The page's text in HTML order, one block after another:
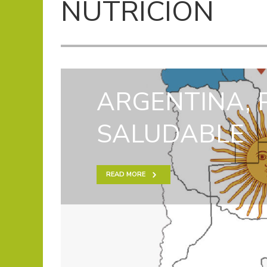
NUTRICIÓN
ARGENTINA,
SALUDABLE
READ MORE